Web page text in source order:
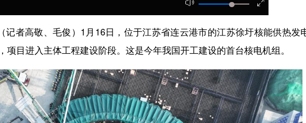
者高敬、毛俊）1月16日，位于江苏省连云港市的江苏徐圩核能供热发
项目进入主体工程建设阶段。这是今年我国开工建设的首台核电机组。